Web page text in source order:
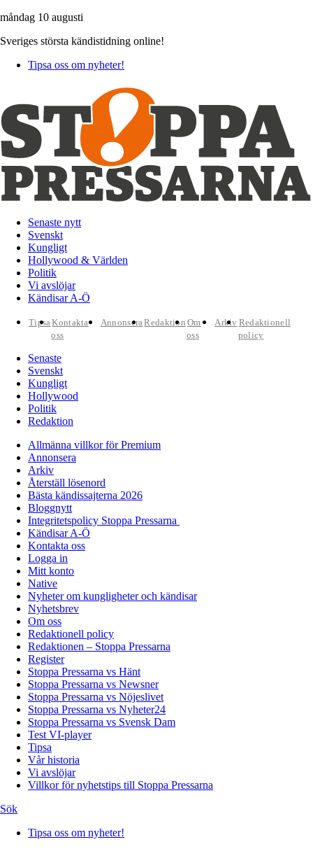
måndag 10 augusti
Sveriges största kändistidning online!
Tipsa oss om nyheter!
Senaste nytt
Svenskt
Kungligt
Hollywood & Världen
Politik
Vi avslöjar
Kändisar A-Ö
TipsaKontakta
oss
AnnonseraRedaktion Om
oss
Arkiv Redaktionell
policy
Senaste
Svenskt
Kungligt
Hollywood
Politik
Redaktion
Allmänna villkor för Premium
Annonsera
Arkiv
Återställ lösenord
Bästa kändissajterna 2026
Bloggnytt
Integritetspolicy Stoppa Pressarna
Kändisar A-Ö
Kontakta oss
Logga in
Mitt konto
Native
Nyheter om kungligheter och kändisar
Nyhetsbrev
Om oss
Redaktionell policy
Redaktionen – Stoppa Pressarna
Register
Stoppa Pressarna vs Hänt
Stoppa Pressarna vs Newsner
Stoppa Pressarna vs Nöjeslivet
Stoppa Pressarna vs Nyheter24
Stoppa Pressarna vs Svensk Dam
Test VI-player
Tipsa
Vår historia
Vi avslöjar
Villkor för nyhetstips till Stoppa Pressarna
Sök
Tipsa oss om nyheter!